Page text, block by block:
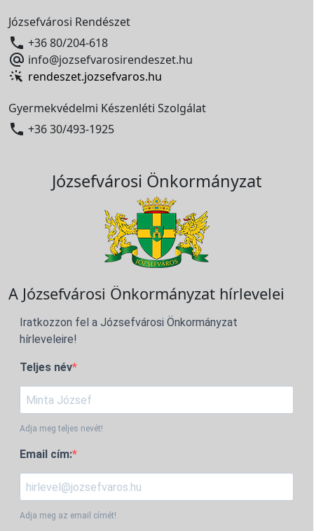
Józsefvárosi Rendészet
 +36 80/204-618
 info@jozsefvarosirendeszet.hu
rendeszet.jozsefvaros.hu
Gyermekvédelmi Készenléti Szolgálat
 +36 30/493-1925
Józsefvárosi Önkormányzat
A Józsefvárosi Önkormányzat hírlevelei
Iratkozzon fel a Józsefvárosi Önkormányzat
hírleveleire!
Teljes név
Adja meg teljes nevét!
Email cím:
Adja meg az email címét!